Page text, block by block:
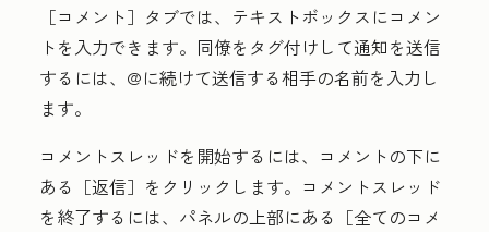
［コメント］ タブでは、テキストボックスにコメン
トを入力できます。同僚をタグ付けして通知を送信
するには、 @に続けて送信する相手の名前を入力し
ます。
コメントスレッドを開始するには、コメントの下に
ある［返信］ をクリックします。コメントスレッド
を終了するには、パネルの上部にある［全てのコメ